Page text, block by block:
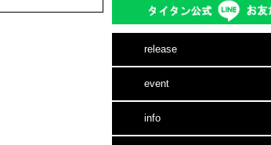
release
event
info